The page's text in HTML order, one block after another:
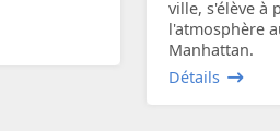
ville, s'élève à
l'atmosphère
Manhattan.
Détails